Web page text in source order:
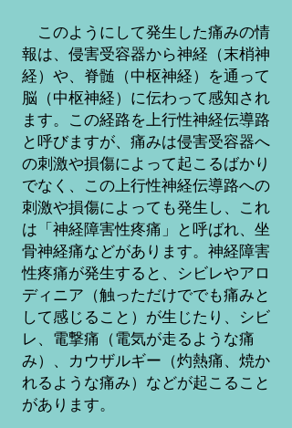
​ このようにして発生した痛みの情
報は、侵害受容器から神経（末梢神
経）や、脊髄（中枢神経）を通って
脳（中枢神経）に伝わって感知され
ます。この経路を上行性神経伝導路
と呼びますが、痛みは侵害受容器へ
の刺激や損傷によって起こるばかり
でなく、この上行性神経伝導路への
刺激や損傷によっても発生し、これ
は「神経障害性疼痛」と呼ばれ、坐
骨神経痛などがあります。神経障害
性疼痛が発生すると、シビレやアロ
ディニア（触っただけででも痛みと
して感じること）が生じたり、シビ
レ、電撃痛（電気が走るような痛
み）、カウザルギー（灼熱痛、焼か
れるような痛み）などが起こること
があります。